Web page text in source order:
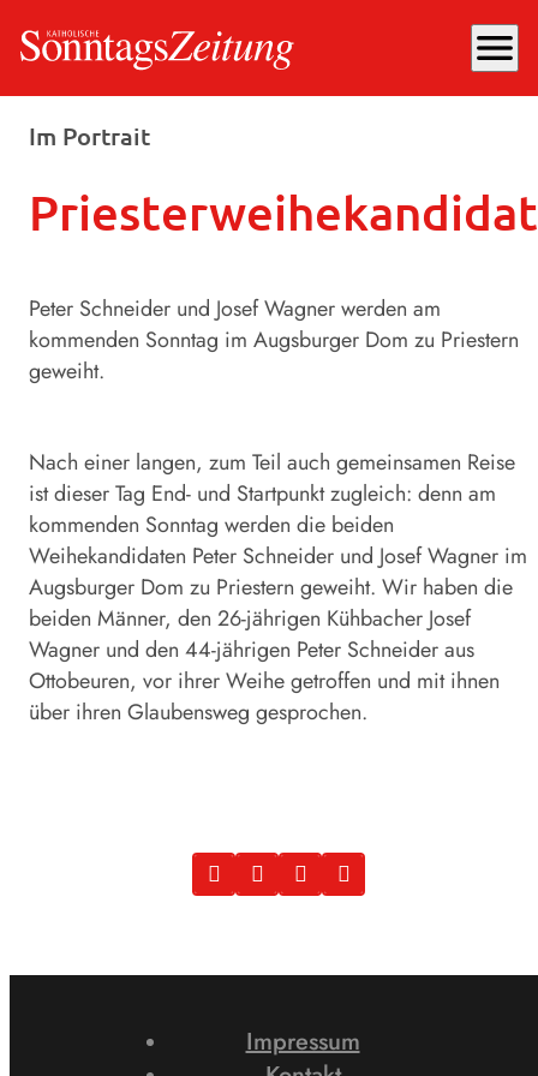
menu
Sonntag, 29.06.2025, 17:10 Uhr
Im Portrait
Peter Schneider und Josef Wagner werden am
kommenden Sonntag im Augsburger Dom zu Priestern
geweiht.
Nach einer langen, zum Teil auch gemeinsamen Reise
ist dieser Tag End- und Startpunkt zugleich: denn am
kommenden Sonntag werden die beiden
Weihekandidaten Peter Schneider und Josef Wagner im
Augsburger Dom zu Priestern geweiht. Wir haben die
beiden Männer, den 26-jährigen Kühbacher Josef
Wagner und den 44-jährigen Peter Schneider aus
Ottobeuren, vor ihrer Weihe getroffen und mit ihnen
über ihren Glaubensweg gesprochen.
Impressum